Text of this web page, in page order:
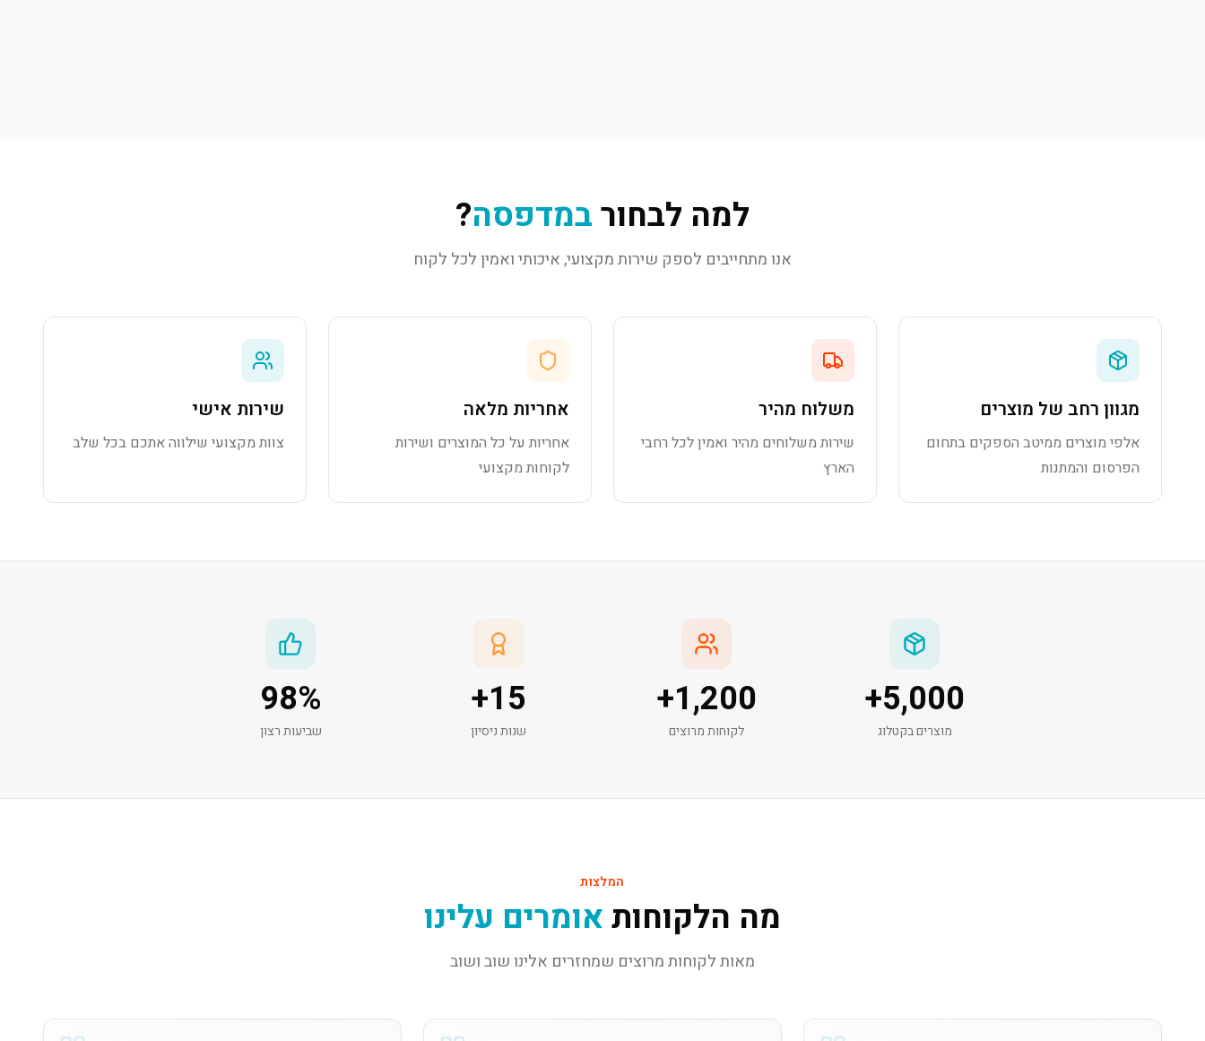
למה לבחורבמדפסה?
אנו מתחייבים לספק שירות מקצועי, איכותי ואמין לכל לקוח
מגוון רחב של מוצרים
אלפי מוצרים ממיטב הספקים בתחום
הפרסום והמתנות
משלוח מהיר
שירות משלוחים מהיר ואמין לכל רחבי
הארץ
אחריות מלאה
אחריות על כל המוצרים ושירות
לקוחות מקצועי
שירות אישי
צוות מקצועי שילווה אתכם בכל שלב
5,000
+
מוצרים בקטלוג
1,200
+
לקוחות מרוצים
15
+
שנות ניסיון
98%
שביעות רצון
המלצות
מה הלקוחותאומרים עלינו
מאות לקוחות מרוצים שמחזרים אלינו שוב ושוב